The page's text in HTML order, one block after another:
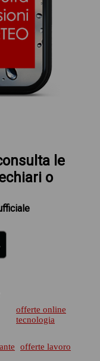
le
o
offerte online
tecnologia
offerte lavoro